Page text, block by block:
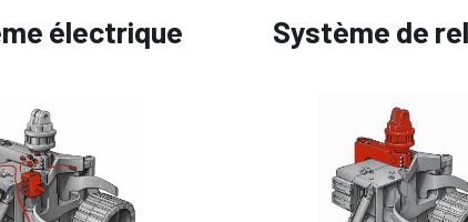
électrique Système de